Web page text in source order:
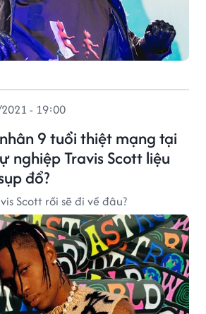
9 tuổi thiệt mạng tại
nghiệp Travis Scott liệu
đổ?
- 19:00
Scott rồi sẽ đi về đâu?